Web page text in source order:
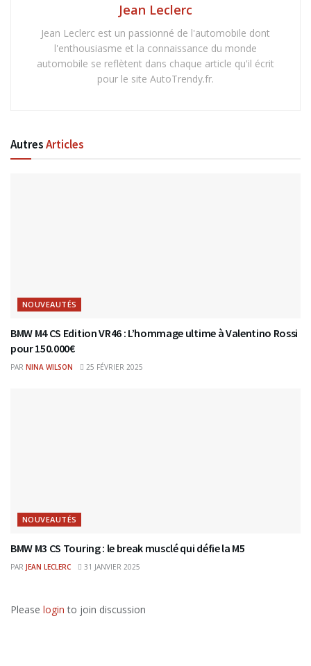
Jean Leclerc
Jean Leclerc est un passionné de l'automobile dont
l'enthousiasme et la connaissance du monde
automobile se reflètent dans chaque article qu'il écrit
pour le site AutoTrendy.fr.
AutresArticles
NOUVEAUTÉS
BMW M4 CS Edition VR46 : L’hommage ultime à Valentino Rossi
pour 150.000€
PAR NINA WILSON 25 FÉVRIER 2025
NOUVEAUTÉS
BMW M3 CS Touring : le break musclé qui défie la M5
PAR JEAN LECLERC 31 JANVIER 2025
Please login to join discussion